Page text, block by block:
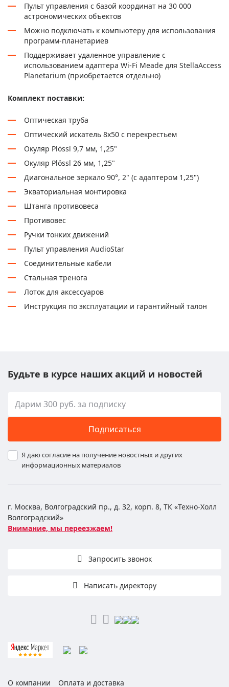
Пульт управления с базой координат на 30 000
астрономических объектов
Можно подключать к компьютеру для использования
программ-планетариев
Поддерживает удаленное управление с
использованием адаптера Wi-Fi Meade для StellaAccess
Planetarium (приобретается отдельно)
Комплект поставки:
Оптическая труба
Оптический искатель 8х50 с перекрестьем
Окуляр Plössl 9,7 мм, 1,25"
Окуляр Plössl 26 мм, 1,25"
Диагональное зеркало 90°, 2" (с адаптером 1,25")
Экваториальная монтировка
Штанга противовеса
Противовес
Ручки тонких движений
Пульт управления AudioStar
Соединительные кабели
Стальная тренога
Лоток для аксессуаров
Инструкция по эксплуатации и гарантийный талон
Будьте в курсе наших акций и новостей
Подписаться
Я даю согласие на получение новостных и других
информационных материалов
г. Москва, Волгоградский пр., д. 32, корп. 8, ТК «Техно-Холл
Волгоградский»
Внимание, мы переезжаем!
Запросить звонок
Написать директору
О компании Оплата и доставка